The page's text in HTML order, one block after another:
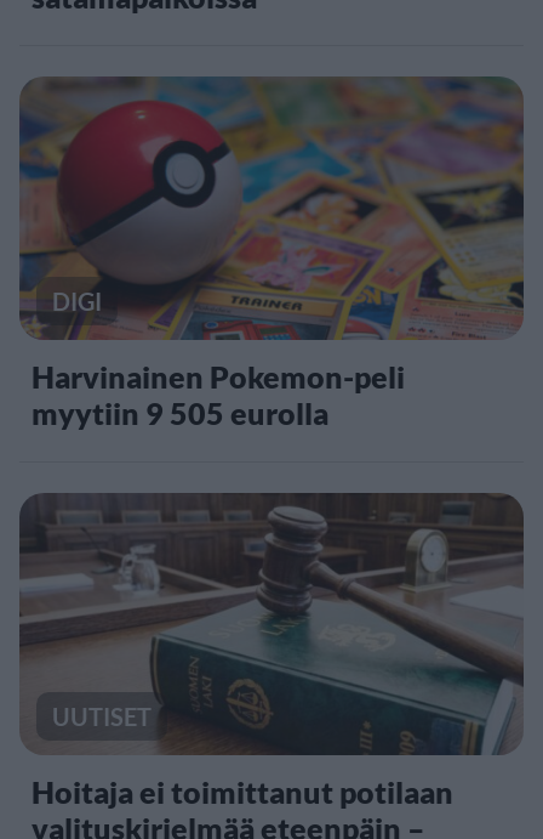
DIGI
Harvinainen Pokemon-peli
myytiin 9 505 eurolla
UUTISET
Hoitaja ei toimittanut potilaan
valituskirjelmää eteenpäin –